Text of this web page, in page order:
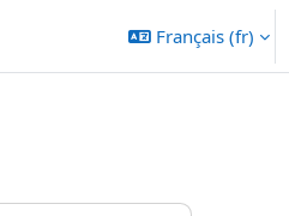
Français ‎(fr)‎